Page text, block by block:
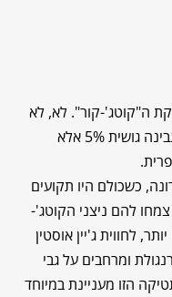
ה"קוטג'-קור". לא, לא
מדובר באסתטיקה הלוקחת השראה מגבינה גושית 5% אלא
כשכולם היו תקועים
להם ניצני הקוטג'-
לחווית ג'יין אוסטין
ומרחבים על גבי
הזו מעניינת במיוחד